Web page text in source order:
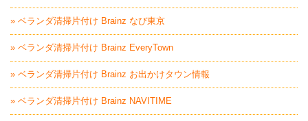
» ベランダ清掃片付け Brainz なび東京
» ベランダ清掃片付け Brainz EveryTown
» ベランダ清掃片付け Brainz お出かけタウン情報
» ベランダ清掃片付け Brainz NAVITIME